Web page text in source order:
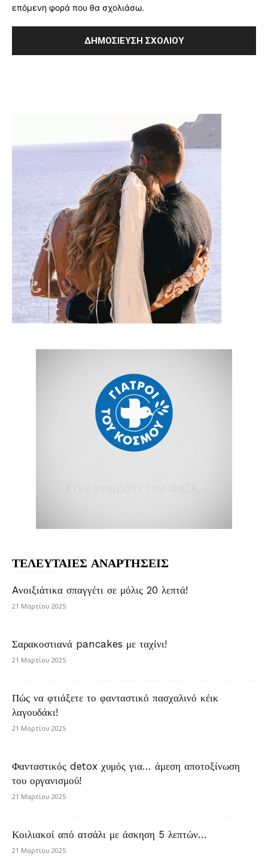
επόμενη φορά που θα σχολιάσω.
ΤΕΛΕΥΤΑΙΕΣ ΑΝΑΡΤΗΣΕΙΣ
Aνοιξιάτικα σπαγγέτι σε μόλις 20 λεπτά!
21 Μαρτίου 2025
Σαρακοστιανά pancakes με ταχίνι!
21 Μαρτίου 2025
Πώς να φτιάξετε το φανταστικό πασχαλινό κέικ
λαγουδάκι!
21 Μαρτίου 2025
Φανταστικός detox χυμός για… άμεση αποτοξίνωση
του οργανισμού!
21 Μαρτίου 2025
Κοιλιακοί από ατσάλι με άσκηση 5 λεπτών…
21 Μαρτίου 2025